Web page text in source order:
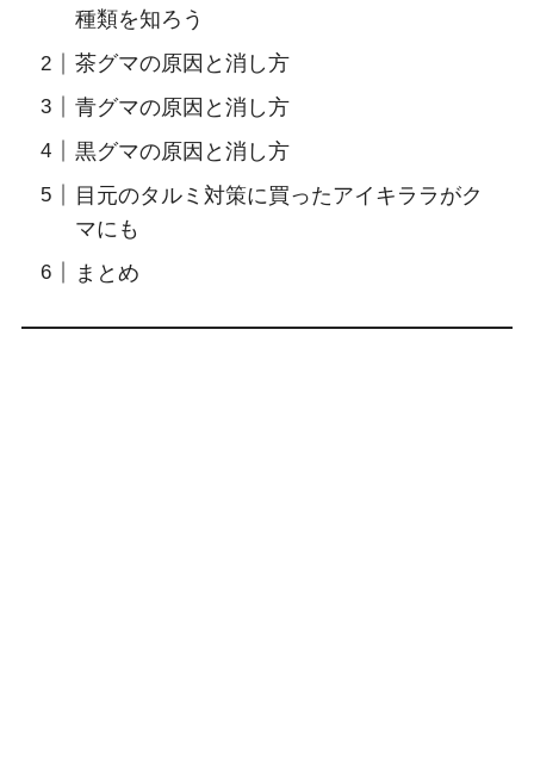
種類を知ろう
茶グマの原因と消し方
青グマの原因と消し方
黒グマの原因と消し方
目元のタルミ対策に買ったアイキララがク
マにも
まとめ